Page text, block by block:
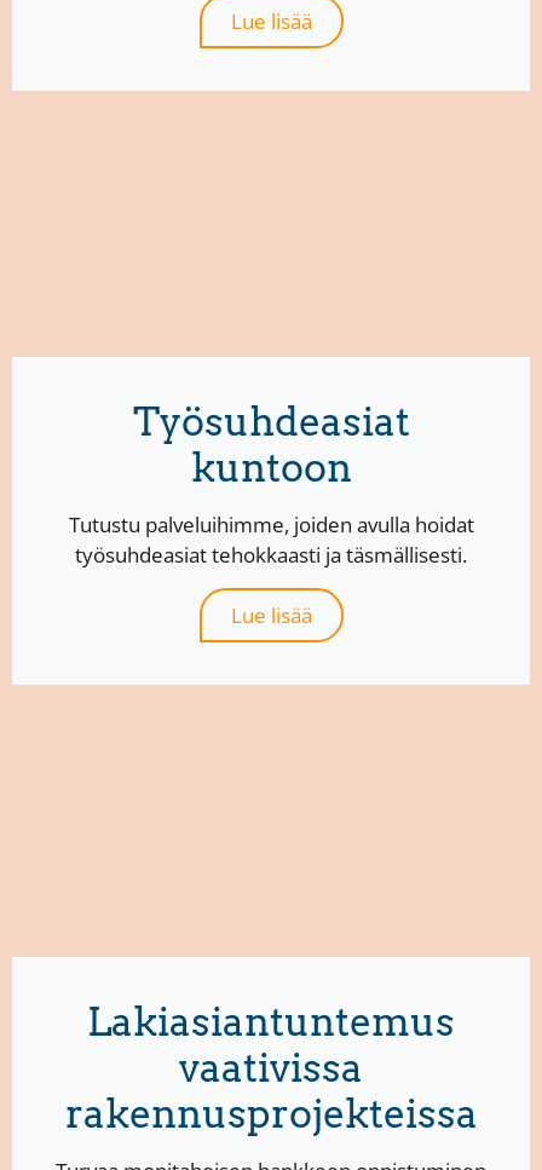
Lue lisää
Työsuhdeasiat
kuntoon
Tutustu palveluihimme, joiden avulla hoidat
työsuhdeasiat tehokkaasti ja täsmällisesti.
Lue lisää
Lakiasiantuntemus
vaativissa
rakennusprojekteissa